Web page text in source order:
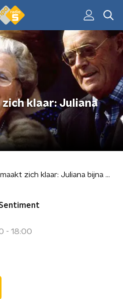
klaar: Juliana
Het land maakt zich klaar: Juliana bijna 70!
- 18:00